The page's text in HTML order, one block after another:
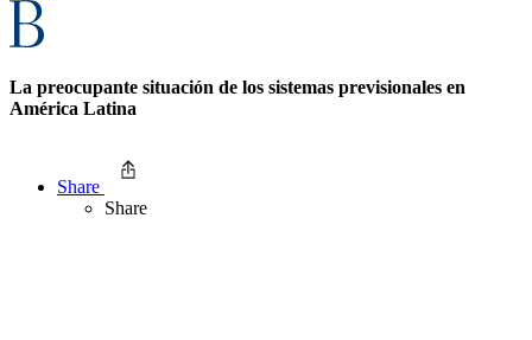
La preocupante situación de los sistemas previsionales en
América Latina
Share
Share